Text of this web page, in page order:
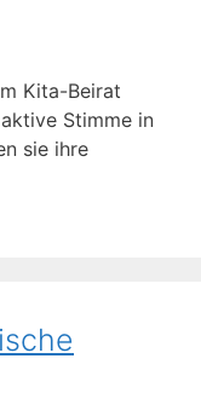
Kita-Beirat
Stimme in
sie ihre